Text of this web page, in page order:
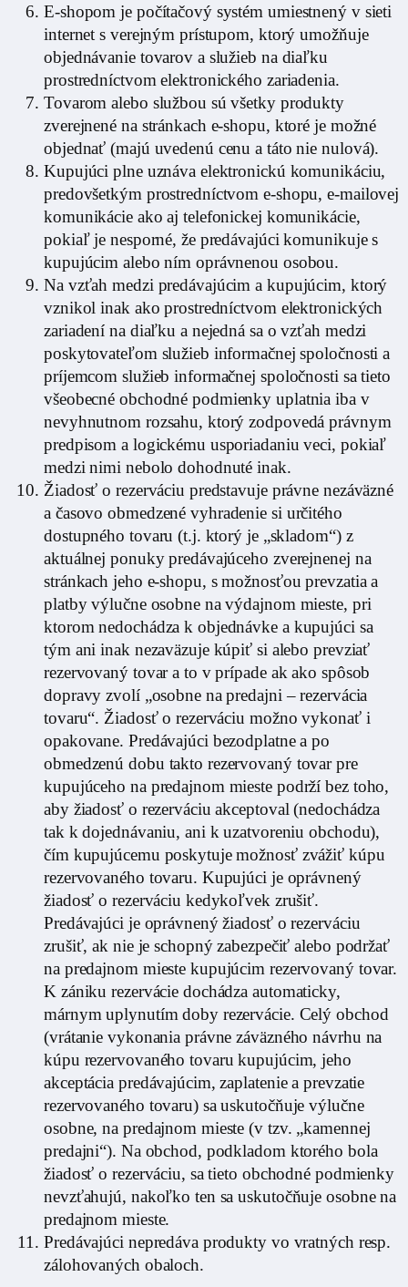
E-shopom je počítačový systém umiestnený v sieti
internet s verejným prístupom, ktorý umožňuje
objednávanie tovarov a služieb na diaľku
prostredníctvom elektronického zariadenia.
Tovarom alebo službou sú všetky produkty
zverejnené na stránkach e-shopu, ktoré je možné
objednať (majú uvedenú cenu a táto nie nulová).
Kupujúci plne uznáva elektronickú komunikáciu,
predovšetkým prostredníctvom e-shopu, e-mailovej
komunikácie ako aj telefonickej komunikácie,
pokiaľ je nesporné, že predávajúci komunikuje s
kupujúcim alebo ním oprávnenou osobou.
Na vzťah medzi predávajúcim a kupujúcim, ktorý
vznikol inak ako prostredníctvom elektronických
zariadení na diaľku a nejedná sa o vzťah medzi
poskytovateľom služieb informačnej spoločnosti a
príjemcom služieb informačnej spoločnosti sa tieto
všeobecné obchodné podmienky uplatnia iba v
nevyhnutnom rozsahu, ktorý zodpovedá právnym
predpisom a logickému usporiadaniu veci, pokiaľ
medzi nimi nebolo dohodnuté inak.
Žiadosť o rezerváciu predstavuje právne nezáväzné
a časovo obmedzené vyhradenie si určitého
dostupného tovaru (t.j. ktorý je „skladom“) z
aktuálnej ponuky predávajúceho zverejnenej na
stránkach jeho e-shopu, s možnosťou prevzatia a
platby výlučne osobne na výdajnom mieste, pri
ktorom nedochádza k objednávke a kupujúci sa
tým ani inak nezaväzuje kúpiť si alebo prevziať
rezervovaný tovar a to v prípade ak ako spôsob
dopravy zvolí „osobne na predajni – rezervácia
tovaru“. Žiadosť o rezerváciu možno vykonať i
opakovane. Predávajúci bezodplatne a po
obmedzenú dobu takto rezervovaný tovar pre
kupujúceho na predajnom mieste podrží bez toho,
aby žiadosť o rezerváciu akceptoval (nedochádza
tak k dojednávaniu, ani k uzatvoreniu obchodu),
čím kupujúcemu poskytuje možnosť zvážiť kúpu
rezervovaného tovaru. Kupujúci je oprávnený
žiadosť o rezerváciu kedykoľvek zrušiť.
Predávajúci je oprávnený žiadosť o rezerváciu
zrušiť, ak nie je schopný zabezpečiť alebo podržať
na predajnom mieste kupujúcim rezervovaný tovar.
K zániku rezervácie dochádza automaticky,
márnym uplynutím doby rezervácie. Celý obchod
(vrátanie vykonania právne záväzného návrhu na
kúpu rezervovaného tovaru kupujúcim, jeho
akceptácia predávajúcim, zaplatenie a prevzatie
rezervovaného tovaru) sa uskutočňuje výlučne
osobne, na predajnom mieste (v tzv. „kamennej
predajni“). Na obchod, podkladom ktorého bola
žiadosť o rezerváciu, sa tieto obchodné podmienky
nevzťahujú, nakoľko ten sa uskutočňuje osobne na
predajnom mieste.
Predávajúci nepredáva produkty vo vratných resp.
zálohovaných obaloch.